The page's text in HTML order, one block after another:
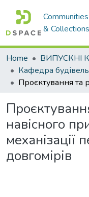
Communities
& Collections
Home
навісного
механізації
довгомірів